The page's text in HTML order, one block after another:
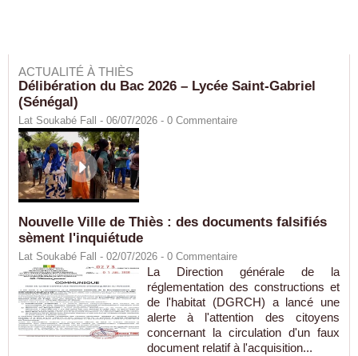
ACTUALITÉ À THIÈS
Délibération du Bac 2026 – Lycée Saint-Gabriel
(Sénégal)
Lat Soukabé Fall - 06/07/2026 - 0 Commentaire
Nouvelle Ville de Thiès : des documents falsifiés
sèment l'inquiétude
Lat Soukabé Fall - 02/07/2026 - 0 Commentaire
La Direction générale de la
réglementation des constructions et
de l'habitat (DGRCH) a lancé une
alerte à l'attention des citoyens
concernant la circulation d'un faux
document relatif à l'acquisition...